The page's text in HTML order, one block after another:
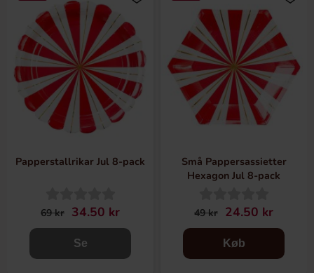
Papperstallrikar Jul 8-pack
69 kr 34.50 kr
Se
Små Pappersassietter
Hexagon Jul 8-pack
49 kr 24.50 kr
Køb